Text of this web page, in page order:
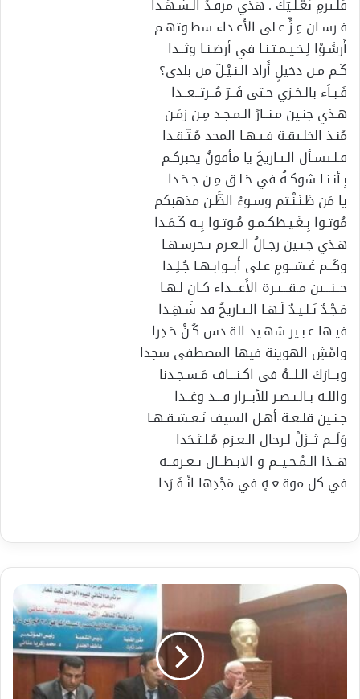
فَلْـترمِ نَعْـلـيٓك . هذي مرقـدُ الـشُّـهَـدا
فـرسـان عِـزٍّ عـلى الأَعـداء سطـوتهـم
أَرسًَـوْا لِـخـيـمـتـنـا في أرضـنـا وتَــدا
كَـم مـن دخيلٍ أَراد الـنـيْـلٓ من بلدي؟
فَـبـاَء بالـخـزي حـتى فَــرّ مُــرتــعــدا
هـذي جنـين مـنــارً الـمـجـد مِـن زمَـن
مُنـذ الخلـيقـة فـيـهـا المجد مُـتّـقـدا
فـلـتسـأل الـتـاريخَ يا مأفونُ يخبركـم
بِـأنـنـا شوكـةُ في حَـلـق مِـن جـحَـدا
يا مَن ظَـنَـنْـتم وسـوءُ الظَّـن مذهبكم
مُوتـوا بِـغَـيـظكـمـو مُـوتـوا بِـه كَـمَـدا
هـذي جـنـين رجـالُ الـعـزم تـحرسـهـا
وكَــم غَـشــومٍ عـلى أَبــوابـهـا جُـلِـدا
جــنـــين مـقـــبـرة الأَعـــداء كـان لـهـا
مَـجْـدٌ تَـلـيـدٌ لَـهـا الـتـاريخُ قد شَـهِـدا
فيـها عـبـير شهـيد القـدس كُـنْ حَـذِرا
وامْشِ الهوينة فيها المصطفى سجدا
وبــارَكَ الـلــهُ في اكـنـــاف مَـسـجـدنا
واللـه بـالـنـصـر للأبــرار قـــد وعَــدا
جـنـين قلـعـة أهـل السيف نَـعـشـقـهـا
وَلَــم تَــزَلْ لـرجال الـعـزم مُـلـتَـحَدا
هــذا الـمُـخـيــم و الابـطــال تـعـرفــه
في كل موقـعـةٍ في مَجْدِها انْـفَـرَدا
قَصِيدَةُ.
الأمة